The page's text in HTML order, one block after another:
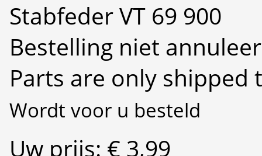
Stabfeder VT 69 900
Bestelling niet
Parts are only shipped
Wordt voor u besteld
Uw prijs: € 3,99